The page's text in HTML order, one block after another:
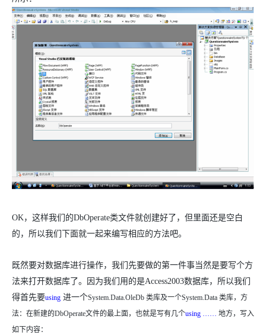
OK，这样我们的DbOperate类文件就创建好了，但里面还是空白
的，所以我们下面就一起来编写相应的方法吧。
既然要对数据库进行操作，我们先要做的第一件事当然是要写个方
法来打开数据库了。因为我们用的是Access2003数据库，所以我们
得首先要using 进一个System.Data.OleDb 类库及一个System.Data 类库，方
法：在新建的DbOperate文件的最上面，也就是写有几个using …… 地方，写入
如下内容：